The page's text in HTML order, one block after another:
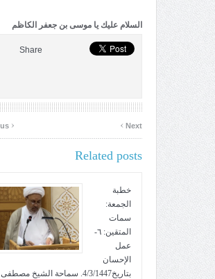
السلام عليك يا موسى بن جعفر الكاظم
Share
‹ Next
›
Related posts
خطبة
الجمعة:
سمات
المتقين: ٦-
عمل
الإحسان
بتاريخ4/3/1447. سماحة الشيخ مصطفى